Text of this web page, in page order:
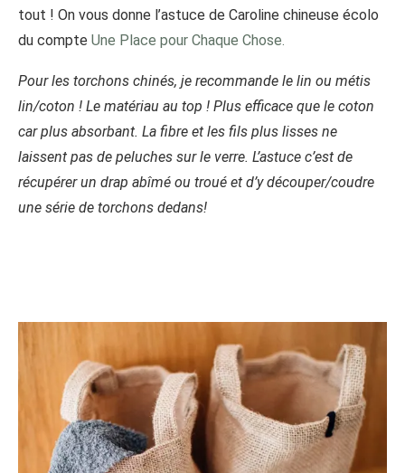
tout ! On vous donne l’astuce de Caroline chineuse écolo
du compte Une Place pour Chaque Chose.
Pour les torchons chinés, je recommande le lin ou métis
lin/coton ! Le matériau au top ! Plus efficace que le coton
car plus absorbant. La fibre et les fils plus lisses ne
laissent pas de peluches sur le verre. L’astuce c’est de
récupérer un drap abîmé ou troué et d’y découper/coudre
une série de torchons dedans!